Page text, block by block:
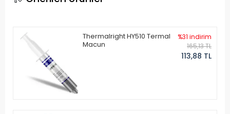
Thermalright HY510 Termal
Macun
%31 indirim
165,13 TL
113,88 TL